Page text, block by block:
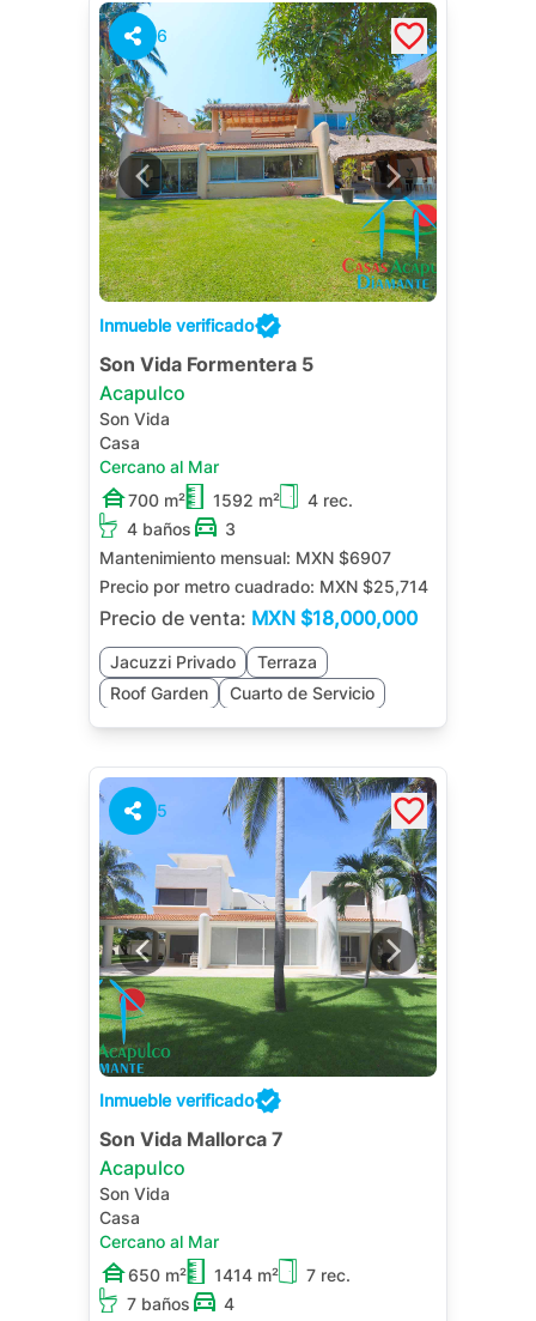
6
Inmueble verificado
Son Vida Formentera 5
Acapulco
Son Vida
Casa
Cercano al Mar
700 m²
1592 m²
4 rec.
4 baños
3
Mantenimiento mensual: MXN $6907
Precio por metro cuadrado: MXN $25,714
Precio de venta: MXN $18,000,000
Jacuzzi Privado
Terraza
Roof Garden
Cuarto de Servicio
Bodega
Jardín
5
Inmueble verificado
Son Vida Mallorca 7
Acapulco
Son Vida
Casa
Cercano al Mar
650 m²
1414 m²
7 rec.
7 baños
4